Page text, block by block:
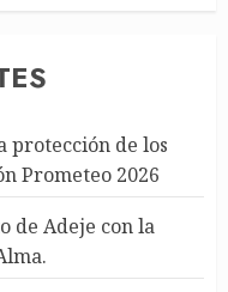
protección de los
Prometeo 2026
de Adeje con la